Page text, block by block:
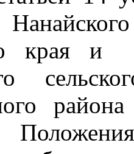
края и